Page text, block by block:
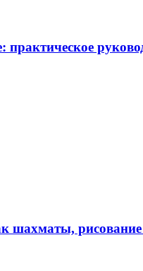
шахматы,